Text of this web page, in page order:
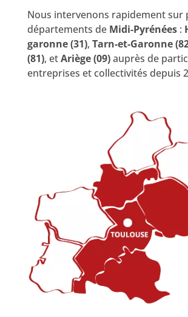
Nous intervenons rapidement sur
départements de Midi-Pyrénées:
garonne (31), Tarn-et-Garonne
(81), etAriège (09)auprès de
entreprises et collectivités depuis